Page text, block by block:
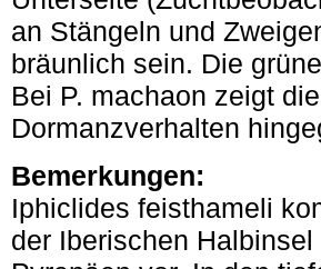
an Stängeln und
bräunlich sein. Die
Bei P. machaon zeigt
Dormanzverhalten
Bemerkungen:
Iphiclides feisthameli
der Iberischen